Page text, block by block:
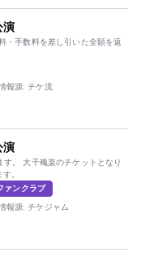
演
・手数料を差し引いた全額を返
報源: チケ流
演
。 大千穐楽のチケットとなり
。
ァンクラブ
報源: チケジャム